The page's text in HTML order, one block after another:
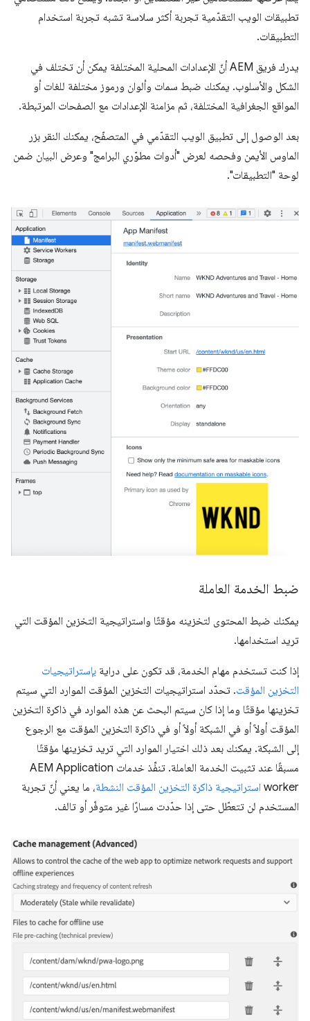
تطبيقات الويب التقدّمية تجربة أكثر سلاسة تشبه تجربة استخدام
التطبيقات.
يدرك فريق AEM أنّ الإعدادات المحلية المختلفة يمكن أن تختلف في
الشكل والأسلوب. يمكنك ضبط سمات وألوان ورموز مختلفة للغات أو
المواقع الجغرافية المختلفة، ثم مزامنة الإعدادات مع الصفحات المرتبطة.
بعد الوصول إلى تطبيق الويب التقدّمي في المتصفّح، يمكنك النقر بزر
الماوس الأيمن وفحصه لعرض "أدوات مطوّري البرامج" وعرض البيان ضمن
لوحة "التطبيقات".
ضبط الخدمة العاملة
يمكنك ضبط المحتوى لتخزينه مؤقتًا واستراتيجية التخزين المؤقت التي
تريد استخدامها.
إذا كنت تستخدم مهام الخدمة، قد تكون على دراية بإستراتيجيات
التخزين المؤقت. تحدّد استراتيجيات التخزين المؤقت الموارد التي سيتم
تخزينها مؤقتًا وما إذا كان سيتم البحث عن هذه الموارد في ذاكرة التخزين
المؤقت أولاً أو في الشبكة أولاً أو في ذاكرة التخزين المؤقت مع الرجوع
إلى الشبكة. يمكنك بعد ذلك اختيار الموارد التي تريد تخزينها مؤقتًا
مسبقًا عند تثبيت الخدمة العاملة. تنفِّذ خدمات AEM Application
worker استراتيجية ذاكرة التخزين المؤقت النشطة، ما يعني أنّ تجربة
المستخدم لن تتعطّل حتى إذا حدّدت مسارًا غير متوفّر أو تالف.